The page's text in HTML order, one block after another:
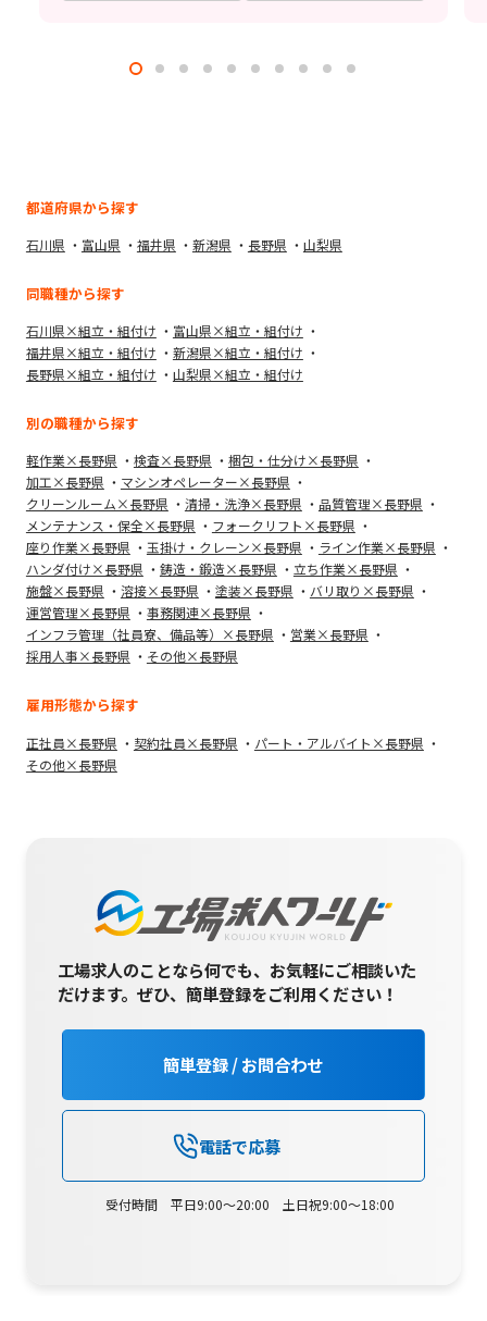
都道府県から探す
石川県 富山県 福井県 新潟県 長野県 山梨県
同職種から探す
石川県×組立・組付け
富山県×組立・組付け
福井県×組立・組付け
新潟県×組立・組付け
長野県×組立・組付け
山梨県×組立・組付け
別の職種から探す
軽作業×長野県 検査×長野県
梱包・仕分け×長野県
加工×長野県
マシンオペレーター×長野県
クリーンルーム×長野県
清掃・洗浄×長野県
品質管理×長野県
メンテナンス・保全×長野県
フォークリフト×長野県
座り作業×長野県
玉掛け・クレーン×長野県
ライン作業×長野県
ハンダ付け×長野県
鋳造・鍛造×長野県
立ち作業×長野県
施盤×長野県
溶接×長野県 塗装×長野県
バリ取り×長野県
運営管理×長野県
事務関連×長野県
インフラ管理（社員寮、備品等）×長野県
営業×長野県
採用人事×長野県
その他×長野県
雇用形態から探す
正社員×長野県 契約社員×長野県
パート・アルバイト×長野県
その他×長野県
工場求人のことなら何でも、お気軽にご相談いた
だけます。ぜひ、簡単登録をご利用ください！
簡単登録 / お問合わせ
電話で応募
受付時間 平日9:00～20:00 土日祝9:00～18:00